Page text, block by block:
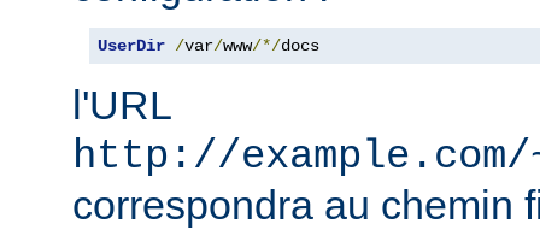
UserDir /var/www/*/docs
l'URL
http://
correspondra au chemin